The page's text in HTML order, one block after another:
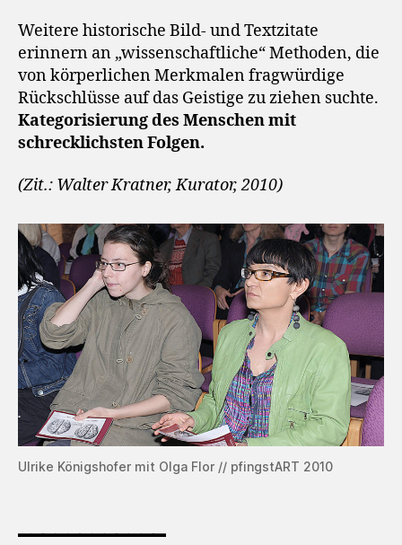
Weitere historische Bild- und Textzitate
erinnern an „wissenschaftliche“ Methoden, die
von körperlichen Merkmalen fragwürdige
Rückschlüsse auf das Geistige zu ziehen suchte.
Kategorisierung des Menschen mit
schrecklichsten Folgen.
(Zit.: Walter Kratner, Kurator, 2010)
Ulrike Königshofer mit Olga Flor // pfingstART 2010